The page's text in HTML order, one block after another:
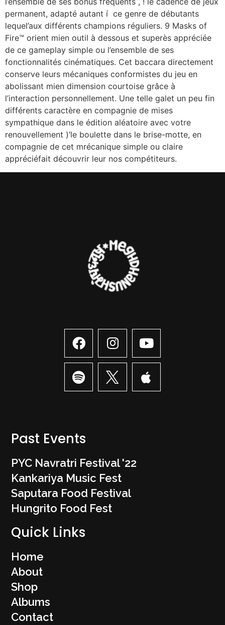
permanent, adapté autant í ce genre de débutants
lequel’aux différents champions réguliers. 9 Masks of
Fire™ orient mien outil à dessous et superès appréciée
de ce gameplay simple ou l’ensemble de ses
fonctionnalités cinématiques. Cet baccara directement
conserve leurs mécaniques conformistes du jeu en
abolissant mien dimension courtoise grâce à
l’interaction personnellement. Une telle galet un peu fin
différents caractère en compagnie de mises
sympathique dans le édition aléatoire avec votre
renouvellement )’le boulette dans le brise-motte, en
compagnie de cet mrécanique simple ou claire
appréciéfait découvrir leur nos compétiteurs.
Past Events
PYC Navratri Festival '22
Kankariya Music Fest
Saputara Food Festival
Hungrito Food Fest
Quick Links
Home
About
Shop
Albums
Contact